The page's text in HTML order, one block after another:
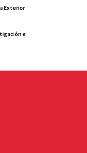
Exterior
e